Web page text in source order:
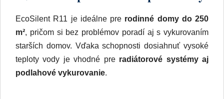
EcoSilent R11 je ideálne pre rodinné domy do 250
m², pričom si bez problémov poradí aj s vykurovaním
starších domov. Vďaka schopnosti dosiahnuť vysoké
teploty vody je vhodné pre radiátorové systémy aj
podlahové vykurovanie.